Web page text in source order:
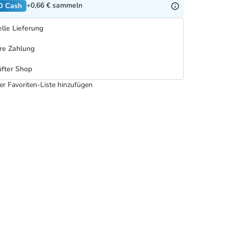
Cash +0,66 € sammeln
Lieferung
Zahlung
Shop
Favoriten-Liste hinzufügen